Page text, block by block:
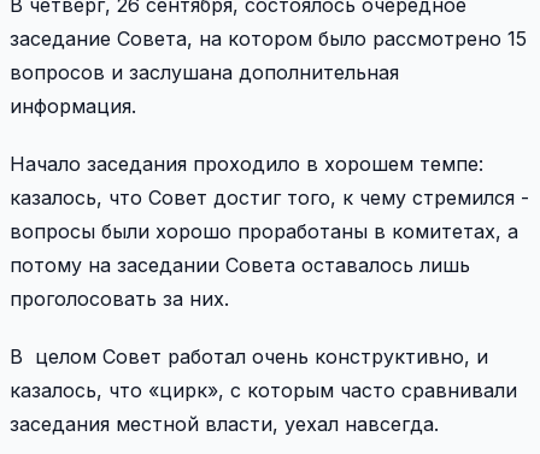
заседание Совета, на котором было рассмотрено 15
вопросов и заслушана дополнительная
информация.
Начало заседания проходило в хорошем темпе:
казалось, что Совет достиг того, к чему стремился -
вопросы были хорошо проработаны в комитетах, а
потому на заседании Совета оставалось лишь
проголосовать за них.
В целом Совет работал очень конструктивно, и
казалось, что «цирк», с которым часто сравнивали
заседания местной власти, уехал навсегда.